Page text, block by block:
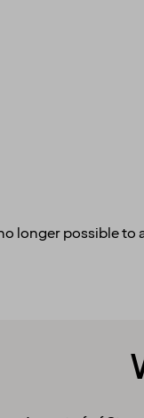
longer possible to